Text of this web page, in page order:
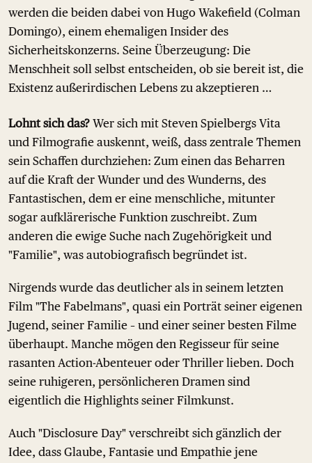
werden die beiden dabei von Hugo Wakefield (Colman
Domingo), einem ehemaligen Insider des
Sicherheitskonzerns. Seine Überzeugung: Die
Menschheit soll selbst entscheiden, ob sie bereit ist, die
Existenz außerirdischen Lebens zu akzeptieren …
Lohnt sich das? Wer sich mit Steven Spielbergs Vita
und Filmografie auskennt, weiß, dass zentrale Themen
sein Schaffen durchziehen: Zum einen das Beharren
auf die Kraft der Wunder und des Wunderns, des
Fantastischen, dem er eine menschliche, mitunter
sogar aufklärerische Funktion zuschreibt. Zum
anderen die ewige Suche nach Zugehörigkeit und
"Familie", was autobiografisch begründet ist.
Nirgends wurde das deutlicher als in seinem letzten
Film "The Fabelmans", quasi ein Porträt seiner eigenen
Jugend, seiner Familie – und einer seiner besten Filme
überhaupt. Manche mögen den Regisseur für seine
rasanten Action-Abenteuer oder Thriller lieben. Doch
seine ruhigeren, persönlicheren Dramen sind
eigentlich die Highlights seiner Filmkunst.
Auch "Disclosure Day" verschreibt sich gänzlich der
Idee, dass Glaube, Fantasie und Empathie jene